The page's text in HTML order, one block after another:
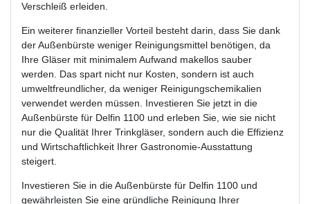
Verschleiß erleiden.
Ein weiterer finanzieller Vorteil besteht darin, dass Sie dank
der Außenbürste weniger Reinigungsmittel benötigen, da
Ihre Gläser mit minimalem Aufwand makellos sauber
werden. Das spart nicht nur Kosten, sondern ist auch
umweltfreundlicher, da weniger Reinigungschemikalien
verwendet werden müssen. Investieren Sie jetzt in die
Außenbürste für Delfin 1100 und erleben Sie, wie sie nicht
nur die Qualität Ihrer Trinkgläser, sondern auch die Effizienz
und Wirtschaftlichkeit Ihrer Gastronomie-Ausstattung
steigert.
Investieren Sie in die Außenbürste für Delfin 1100 und
gewährleisten Sie eine gründliche Reinigung Ihrer